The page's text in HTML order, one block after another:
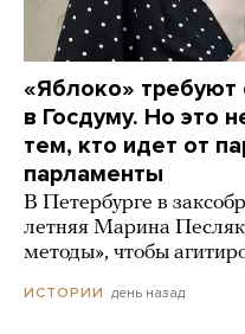
«Яблоко» требуют
в Госдуму. Но это
тем, кто идет от
парламенты
В Петербурге в
летняя Марина
методы», чтобы
ИСТОРИИ день назад